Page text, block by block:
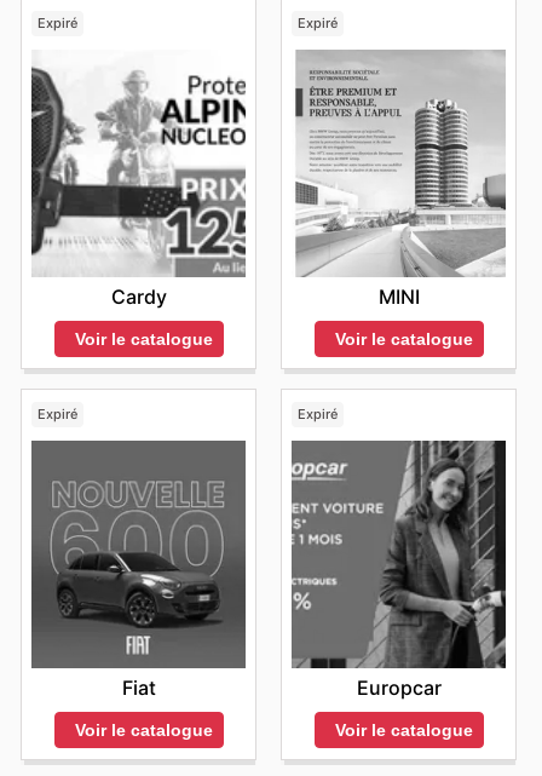
Expiré
Cardy
Voir le catalogue
Expiré
MINI
Voir le catalogue
Expiré
Fiat
Voir le catalogue
Expiré
Europcar
Voir le catalogue